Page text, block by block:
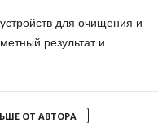
для очищения и
результат и
ОТ АВТОРА